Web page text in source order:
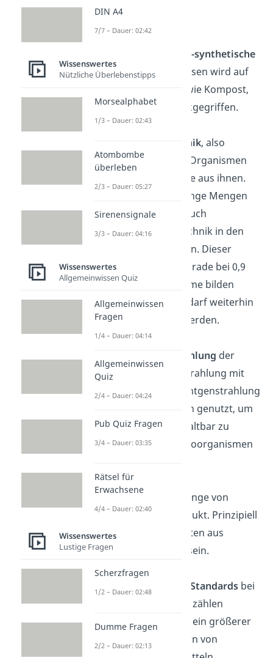
Lebensmittel folgende
Anforderungen:
chemisch-synthetische
Düngemittel:Stattdessen wird auf
organischen Dünger wie Kompost,
Mist oder Gülle zurückgegriffen.
Gentechnik, also
genetisch veränderte Organismen
(GVO) und Erzeugnisse aus ihnen.
Allerdings dürfen geringe Mengen
auffindbar sein, weil auch
unbeabsichtigt Gentechnik in den
Produkten landen kann. Dieser
Schwellenwert liegt gerade bei 0,9
%. Die einzige Ausnahme bilden
Tierarzneimittel. Hier darf weiterhin
Gentechnik genutzt werden.
Bestrahlung der
Lebensmittel. Die Bestrahlung mit
UV-, Gamma- oder Röntgenstrahlung
wird in manchen Fällen genutzt, um
Lebensmittel länger haltbar zu
machen oder um Mikroorganismen
Verminderung
der Menge von
Zusatzstoffen
im Produkt. Prinzipiell
müssen 95 % der Zutaten aus
ökologischem Anbau sein.
Einhalten bestimmter Standards bei
. Dazu zählen
regelmäßiger Auslauf, ein größerer
Stall und das Verfüttern von
DIN A4
7/7 – Dauer: 02:42
Wissenswertes
Nützliche Überlebenstipps
Morsealphabet
1/3 – Dauer: 02:43
Atombombe
überleben
2/3 – Dauer: 05:27
Sirenensignale
3/3 – Dauer: 04:16
Wissenswertes
Allgemeinwissen Quiz
Allgemeinwissen
Fragen
1/4 – Dauer: 04:14
Allgemeinwissen
Quiz
2/4 – Dauer: 04:24
Pub Quiz Fragen
3/4 – Dauer: 03:35
Rätsel für
Erwachsene
4/4 – Dauer: 02:40
Wissenswertes
Lustige Fragen
Scherzfragen
1/2 – Dauer: 02:48
Dumme Fragen
2/2 – Dauer: 02:13